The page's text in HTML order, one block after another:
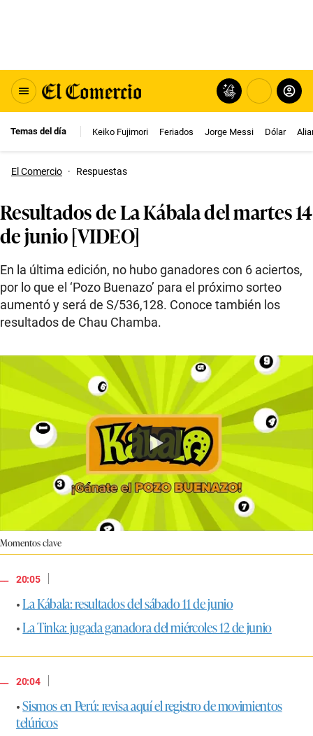
Temas del día Keiko Fujimori Feriados Jorge Messi Dólar
El Comercio · Respuestas
Resultados de La Kábala del martes 14
de junio [VIDEO]
En la última edición, no hubo ganadores con 6 aciertos,
por lo que el ‘Pozo Buenazo’ para el próximo sorteo
aumentó y será de S/536,128. Conoce también los
resultados de Chau Chamba.
Momentos clave
20:05
|
•La Kábala: resultados del sábado 11 de junio
•La Tinka: jugada ganadora del miércoles 12 de junio
20:04
|
•Sismos en Perú: revisa aquí el registro de movimientos
telúricos